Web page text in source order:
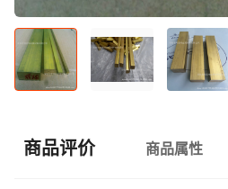
商品评价 商品属性